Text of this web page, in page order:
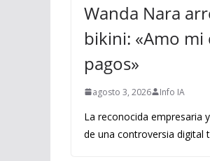
Wanda Nara
bikini: «Amo mi
pagos»
agosto 3, 2026 Info IA
La reconocida empresaria
de una controversia digital